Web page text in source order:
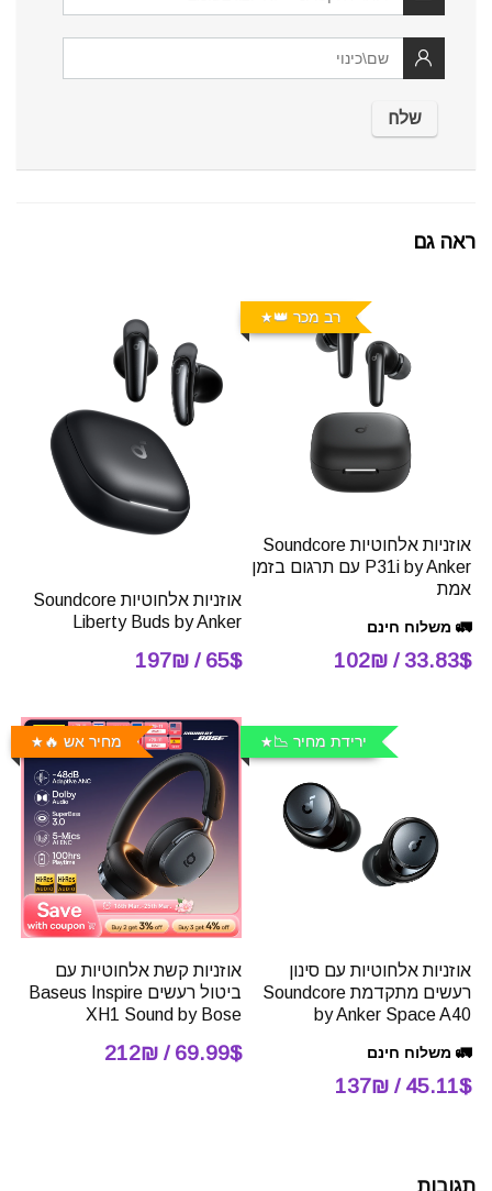
ראה גם
רב מכר 👑
אוזניות אלחוטיות Soundcore
P31i by Anker עם תרגום בזמן
אמת
🚛 משלוח חינם
33.83$ / 102₪
אוזניות אלחוטיות Soundcore
Liberty Buds by Anker
65$ / 197₪
ירידת מחיר 📉
אוזניות אלחוטיות עם סינון
רעשים מתקדמת Soundcore
by Anker Space A40
🚛 משלוח חינם
45.11$ / 137₪
מחיר אש 🔥
אוזניות קשת אלחוטיות עם
ביטול רעשים Baseus Inspire
XH1 Sound by Bose
69.99$ / 212₪
תגובות